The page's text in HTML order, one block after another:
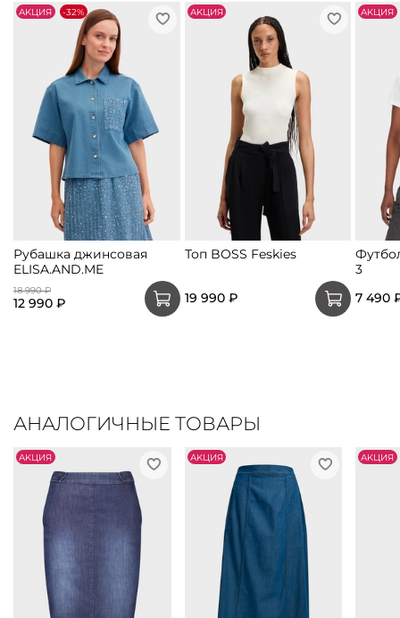
АKЦИЯ -32%
Рубашка джинсовая
ELISA.AND.ME
18 990 ₽
12 990 ₽
АKЦИЯ
Топ BOSS Feskies
19 990 ₽
АKЦИЯ
3
7 490
АНАЛОГИЧНЫЕ ТОВАРЫ
АKЦИЯ АKЦИЯ АKЦИЯ